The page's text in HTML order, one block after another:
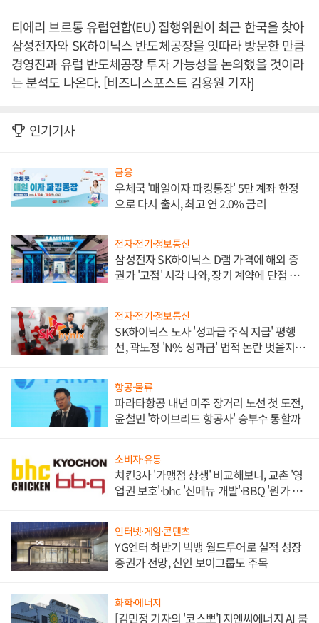
티에리 브르통 유럽연합(EU) 집행위원이 최근 한국을 찾아
삼성전자와 SK하이닉스 반도체공장을 잇따라 방문한 만큼
경영진과 유럽 반도체공장 투자 가능성을 논의했을 것이라
는 분석도 나온다. [비즈니스포스트 김용원 기자]
인기기사
금융
우체국 '매일이자 파킹통장' 5만 계좌 한정
으로 다시 출시, 최고 연 2.0% 금리
전자·전기·정보통신
삼성전자 SK하이닉스 D램 가격에 해외 증
권가 '고점' 시각 나와, 장기 계약에 단점 부
전자·전기·정보통신
SK하이닉스 노사 '성과급 주식 지급' 평행
선, 곽노정 'N% 성과급' 법적 논란 벗을지 주
항공·물류
파라타항공 내년 미주 장거리 노선 첫 도전,
윤철민 '하이브리드 항공사' 승부수 통할까
소비자·유통
치킨3사 '가맹점 상생' 비교해보니, 교촌 '영
업권 보호'·bhc '신메뉴 개발'·BBQ '원가 부
인터넷·게임·콘텐츠
YG엔터 하반기 빅뱅 월드투어로 실적 성장
증권가 전망, 신인 보이그룹도 주목
화학·에너지
[김민정 기자의 '코스뽀'] 지엔씨에너지 AI 붐